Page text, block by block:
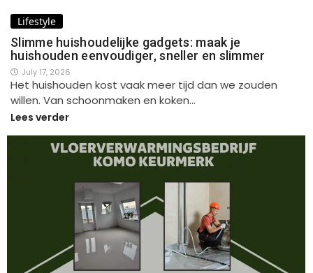
Lifestyle
Slimme huishoudelijke gadgets: maak je
huishouden eenvoudiger, sneller en slimmer
July 17, 2026
Het huishouden kost vaak meer tijd dan we zouden
willen. Van schoonmaken en koken…
Lees verder